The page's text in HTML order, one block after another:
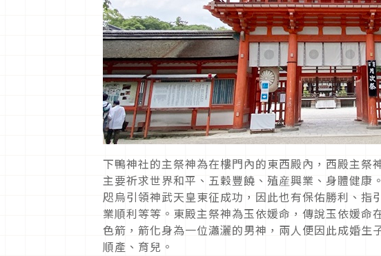
下鴨神社的主祭神為在樓門內的東西殿內，西殿主祭
主要祈求世界和平、五穀豐饒、殖産興業、身體健
咫烏引領神武天皇東征成功，因此也有保佑勝利、
業順利等等。東殿主祭神為玉依媛命，傳說玉依媛
色箭，箭化身為一位瀟灑的男神，兩人便因此成婚生
順產、育兒。